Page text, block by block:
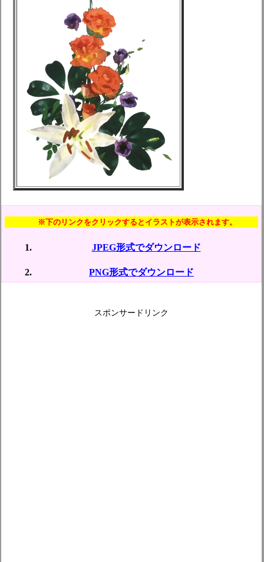
※下のリンクをクリックするとイラストが表示されます。
JPEG形式でダウンロード
PNG形式でダウンロード
スポンサードリンク